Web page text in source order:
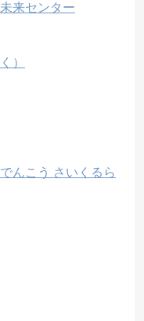
来センター
）
んこう さいくるら